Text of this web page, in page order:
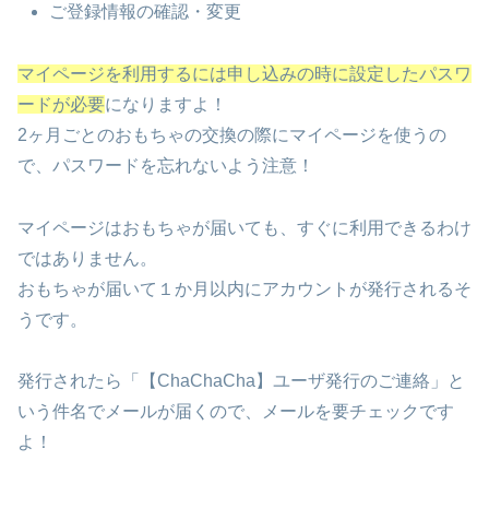
ご登録情報の確認・変更
マイページを利用するには申し込みの時に設定したパスワ
ードが必要になりますよ！
2ヶ月ごとのおもちゃの交換の際にマイページを使うの
で、パスワードを忘れないよう注意！
マイページはおもちゃが届いても、すぐに利用できるわけ
ではありません。
おもちゃが届いて１か月以内にアカウントが発行されるそ
うです。
発行されたら「【ChaChaCha】ユーザ発行のご連絡」と
いう件名でメールが届くので、メールを要チェックです
よ！